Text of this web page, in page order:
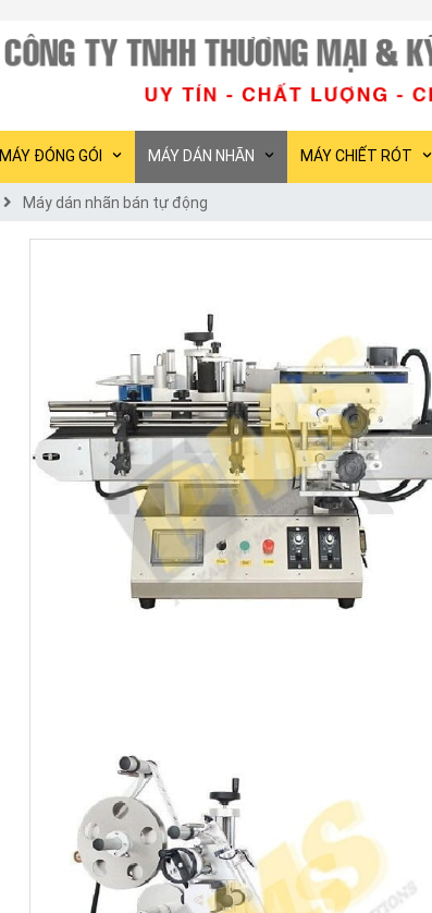
MÁY ĐÓNG GÓI MÁY DÁN NHÃN MÁY CHIẾT RÓT
Máy dán nhãn bán tự động